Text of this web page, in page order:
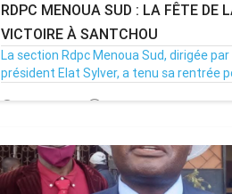
RDPC MENOUA SUD : LA FÊTE DE
VICTOIRE À SANTCHOU
La section Rdpc Menoua Sud, dirigée par
président Elat Sylver, a tenu sa rentrée
22/02/26 Par MenouActu